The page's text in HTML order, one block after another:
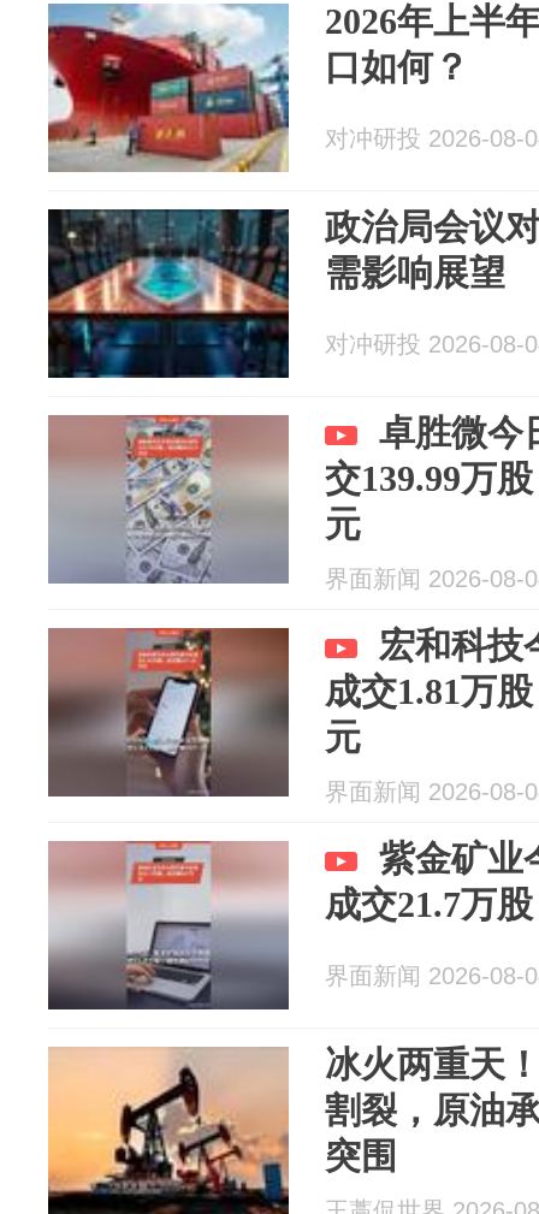
2026年上半
口如何？
对冲研投 2026-08-
政治局会议
需影响展望
对冲研投 2026-08-
卓胜微今
交139.99万
元
界面新闻 2026-08-
宏和科技
成交1.81万
元
界面新闻 2026-08-
紫金矿业
成交21.7万
界面新闻 2026-08-
冰火两重天
割裂，原油
突围